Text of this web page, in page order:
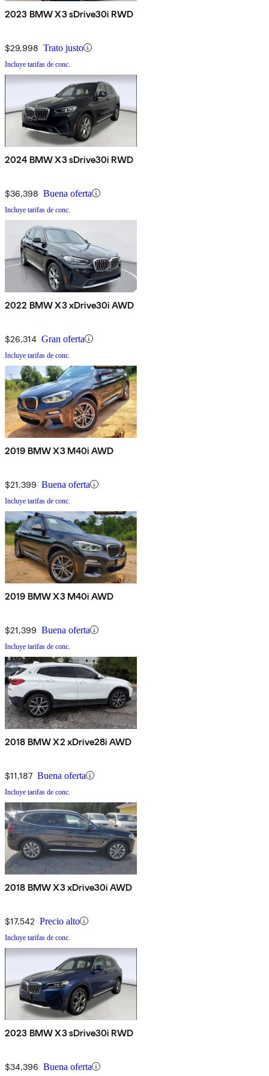
2023 BMW X3 sDrive30i RWD
$29,998 Trato justo
Incluye tarifas de conc.
2024 BMW X3 sDrive30i RWD
$36,398 Buena oferta
Incluye tarifas de conc.
2022 BMW X3 xDrive30i AWD
$26,314 Gran oferta
Incluye tarifas de conc.
2019 BMW X3 M40i AWD
$21,399 Buena oferta
Incluye tarifas de conc.
2019 BMW X3 M40i AWD
$21,399 Buena oferta
Incluye tarifas de conc.
2018 BMW X2 xDrive28i AWD
$11,187 Buena oferta
Incluye tarifas de conc.
2018 BMW X3 xDrive30i AWD
$17,542 Precio alto
Incluye tarifas de conc.
2023 BMW X3 sDrive30i RWD
$34,396 Buena oferta